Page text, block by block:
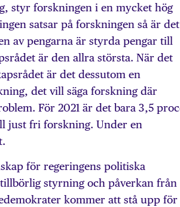
styr forskningen i en mycket hög
satsar på forskningen så är det
av pengarna är styrda pengar till
är den allra största. När det
är det dessutom en
det vill säga forskning där
För 2021 är det bara 3,5
just fri forskning. Under en
för regeringens politiska
styrning och påverkan från
kommer att stå upp för